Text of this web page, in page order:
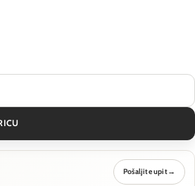
Ideal Lux SOLE SP1 D30 - Bijela količina
Pošaljite upit→